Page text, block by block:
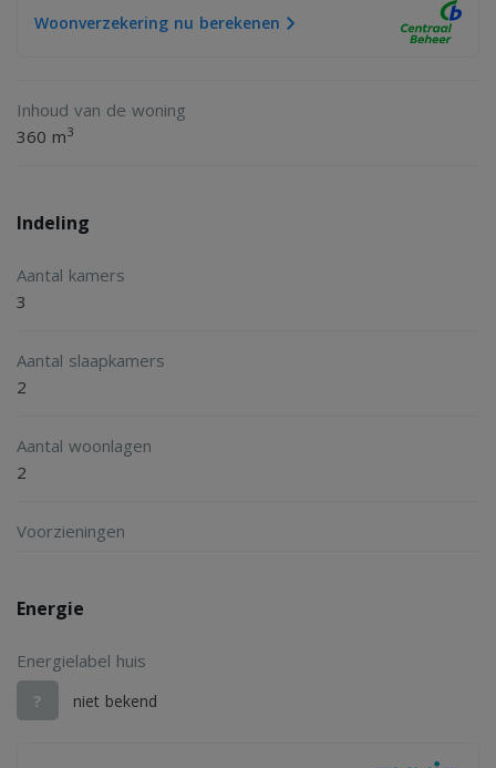
Woonverzekering nu berekenen
Inhoud van de woning
360 m3
Indeling
Aantal kamers
3
Aantal slaapkamers
2
Aantal woonlagen
2
Voorzieningen
Energie
Energielabel huis
?
niet bekend